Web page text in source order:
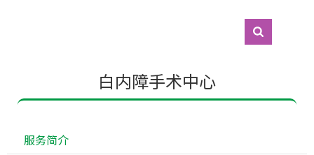
白内障手术中心
服务简介